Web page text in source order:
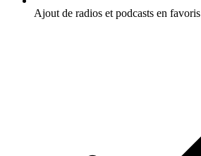
Ajout de radios et podcasts en favoris